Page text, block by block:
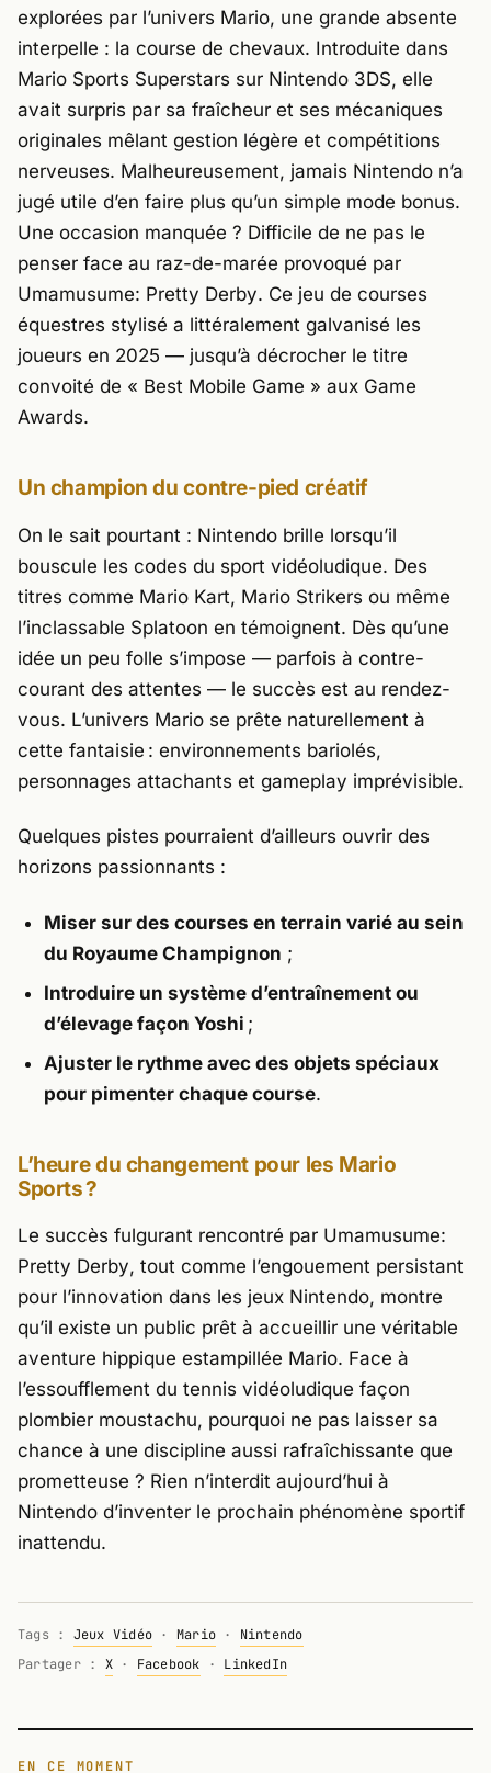
explorées par l’univers Mario, une grande absente
interpelle : la course de chevaux. Introduite dans
Mario Sports Superstars sur Nintendo 3DS, elle
avait surpris par sa fraîcheur et ses mécaniques
originales mêlant gestion légère et compétitions
nerveuses. Malheureusement, jamais Nintendo n’a
jugé utile d’en faire plus qu’un simple mode bonus.
Une occasion manquée ? Difficile de ne pas le
penser face au raz-de-marée provoqué par
Umamusume: Pretty Derby. Ce jeu de courses
équestres stylisé a littéralement galvanisé les
joueurs en 2025 — jusqu’à décrocher le titre
convoité de « Best Mobile Game » aux Game
Awards.
Un champion du contre-pied créatif
On le sait pourtant : Nintendo brille lorsqu’il
bouscule les codes du sport vidéoludique. Des
titres comme Mario Kart, Mario Strikers ou même
l’inclassable Splatoon en témoignent. Dès qu’une
idée un peu folle s’impose — parfois à contre-
courant des attentes — le succès est au rendez-
vous. L’univers Mario se prête naturellement à
cette fantaisie : environnements bariolés,
personnages attachants et gameplay imprévisible.
Quelques pistes pourraient d’ailleurs ouvrir des
horizons passionnants :
Miser sur des courses en terrain varié au sein
du Royaume Champignon ;
Introduire un système d’entraînement ou
d’élevage façon Yoshi ;
Ajuster le rythme avec des objets spéciaux
pour pimenter chaque course.
L’heure du changement pour les Mario
Sports ?
Le succès fulgurant rencontré par Umamusume:
Pretty Derby, tout comme l’engouement persistant
pour l’innovation dans les jeux Nintendo, montre
qu’il existe un public prêt à accueillir une véritable
aventure hippique estampillée Mario. Face à
l’essoufflement du tennis vidéoludique façon
plombier moustachu, pourquoi ne pas laisser sa
chance à une discipline aussi rafraîchissante que
prometteuse ? Rien n’interdit aujourd’hui à
Nintendo d’inventer le prochain phénomène sportif
inattendu.
Tags : Jeux Vidéo · Mario · Nintendo
Partager : X· Facebook · LinkedIn
EN CE MOMENT